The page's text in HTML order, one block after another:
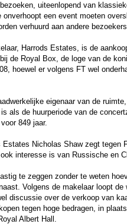
uiteenlopend van
een event moeten
verhuurd aan andere
Harrods Estates, is de
de Royal Box, de loge van de
hoewel er volgens FT wel
eigenaar van de
als de huurperiode van de
849 jaar.
Estates Nicholas Shaw zegt tegen
interesse is van Russische en
te zeggen zonder te weten
Volgens de makelaar loopt
discussie over de verkoop van
tegen hoge bedragen, in
Albert Hall.